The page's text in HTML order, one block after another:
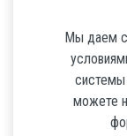
Мы даем
системы
можете